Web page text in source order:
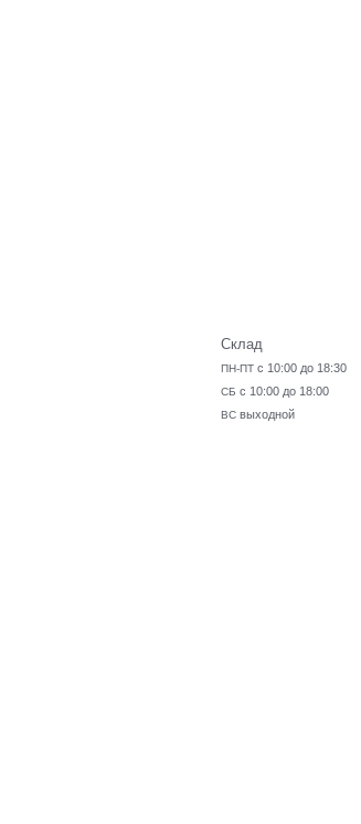
Склад
ПН-ПТ с 10:00 до 18:30
СБ с 10:00 до 18:00
ВС выходной